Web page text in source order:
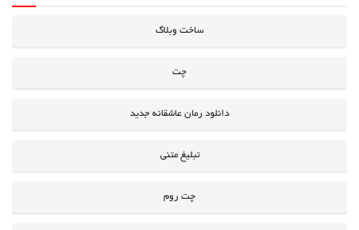
ساخت وبلاگ
چت
دانلود رمان عاشقانه جدید
تبلیغ متنی
چت روم